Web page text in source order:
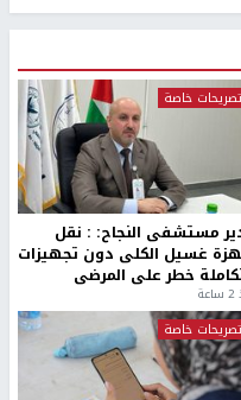
تصريحات خاصة
مستشفى النجاح: : نقل
غسيل الكلى دون تجهيزات
خطر على المرضى
تصريحات خاصة